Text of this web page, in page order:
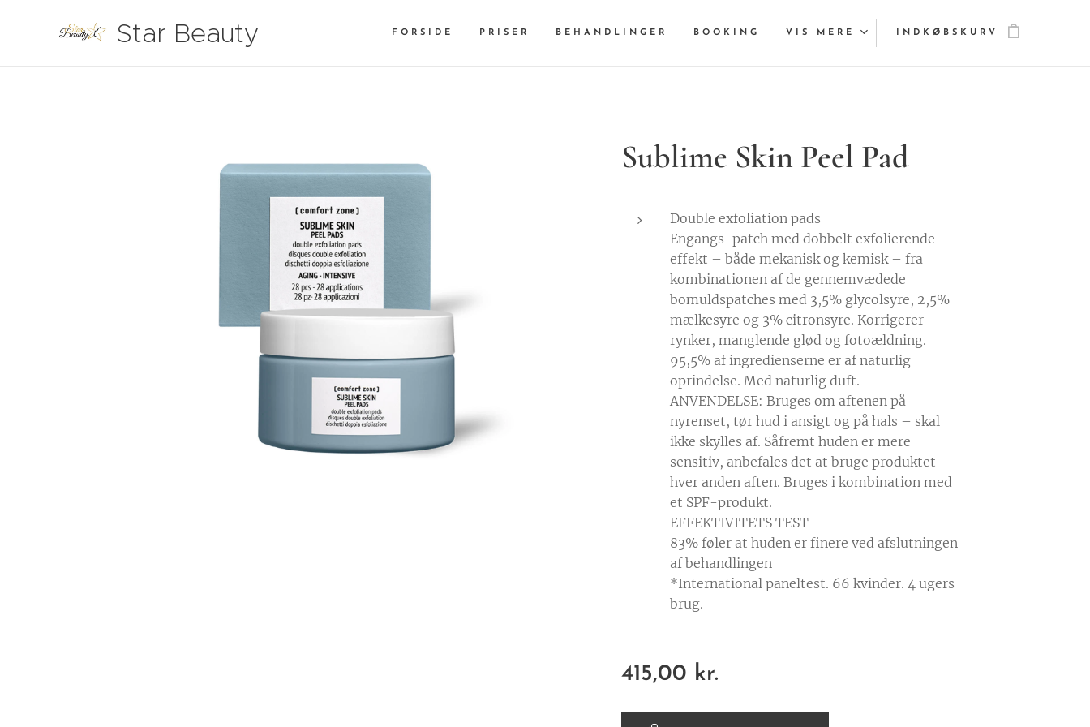
Star Beauty FORSIDE PRISER BEHANDLINGER BOOKING VIS MERE INDKØBSKURV
Sublime Skin Peel Pad
Double exfoliation pads
Engangs-patch med dobbelt exfolierende
effekt – både mekanisk og kemisk – fra
kombinationen af de gennemvædede
bomuldspatches med 3,5% glycolsyre, 2,5%
mælkesyre og 3% citronsyre. Korrigerer
rynker, manglende glød og fotoældning.
95,5% af ingredienserne er af naturlig
oprindelse. Med naturlig duft.
ANVENDELSE: Bruges om aftenen på
nyrenset, tør hud i ansigt og på hals – skal
ikke skylles af. Såfremt huden er mere
sensitiv, anbefales det at bruge produktet
hver anden aften. Bruges i kombination med
et SPF-produkt.
EFFEKTIVITETS TEST
83% føler at huden er finere ved afslutningen
af behandlingen
*International paneltest. 66 kvinder. 4 ugers
brug.
415,00 kr.